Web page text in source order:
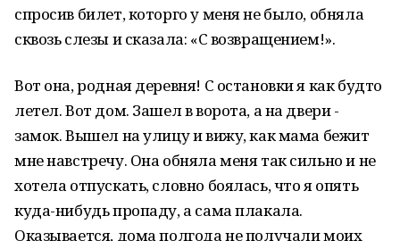
спросив билет, которго у меня не было, обняла
сквозь слезы и сказала: «С возвращением!».
Вот она, родная деревня! С остановки я как будто
летел. Вот дом. Зашел в ворота, а на двери -
замок. Вышел на улицу и вижу, как мама бежит
мне навстречу. Она обняла меня так сильно и не
хотела отпускать, словно боялась, что я опять
куда-нибудь пропаду, а сама плакала.
Оказывается, дома полгода не получали моих